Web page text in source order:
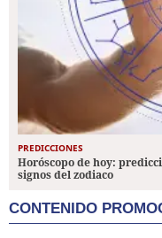
PREDICCIONES
Horóscopo de hoy:
signos del zodiaco
CONTENIDO